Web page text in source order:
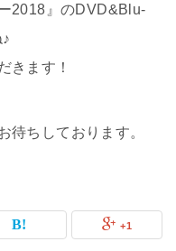
2018』のDVD&Blu-
きます！
待ちしております。
+1